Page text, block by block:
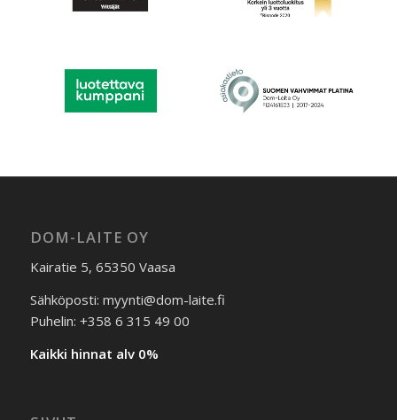
DOM-LAITE OY
Kairatie 5, 65350 Vaasa
Sähköposti: myynti@dom-laite.fi
Puhelin: +358 6 315 49 00
Kaikki hinnat alv 0%